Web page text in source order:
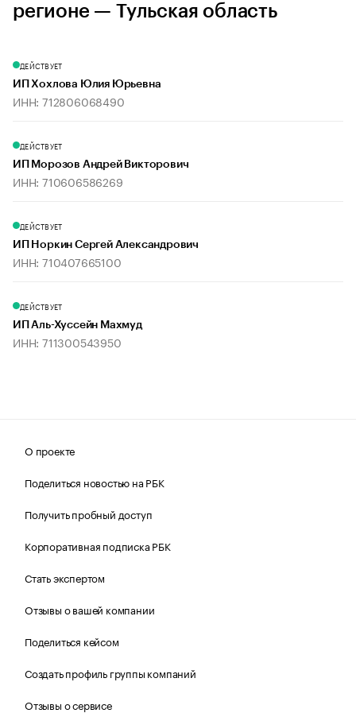
регионе — Тульская область
ДЕЙСТВУЕТ
ИП Хохлова Юлия Юрьевна
ИНН: 712806068490
ДЕЙСТВУЕТ
ИП Морозов Андрей Викторович
ИНН: 710606586269
ДЕЙСТВУЕТ
ИП Норкин Сергей Александрович
ИНН: 710407665100
ДЕЙСТВУЕТ
ИП Аль-Хуссейн Махмуд
ИНН: 711300543950
О проекте
Поделиться новостью на РБК
Получить пробный доступ
Корпоративная подписка РБК
Стать экспертом
Отзывы о вашей компании
Поделиться кейсом
Создать профиль группы компаний
Отзывы о сервисе